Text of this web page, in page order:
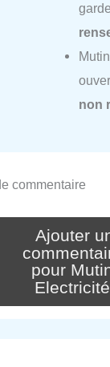
non
commentaire
Ajouter
pour
Electricité